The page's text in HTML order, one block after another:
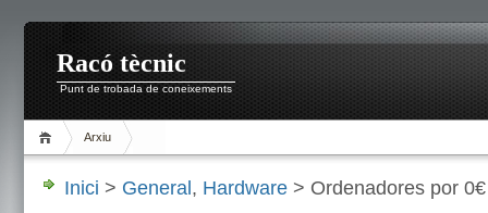
Racó tècnic
Punt de trobada de coneixements
Arxiu
Inici > General , Hardware > Ordenadores por 0€